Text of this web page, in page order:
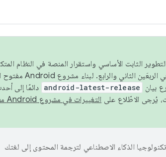
اتّساق نموذج التطوير الثابت الأساسي واستقرار المنصة في
بيان android-latest-release دائمًا إلى
التغييرات في مشروع Android مفتوح المصدر
تستخدم Google تكنولوجيا الذكاء الاصطناعي لترجمة المحتوى إلى لغتك